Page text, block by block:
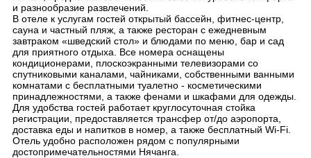
и разнообразие развлечений.
В отеле к услугам гостей открытый бассейн, фитнес-центр,
сауна и частный пляж, а также ресторан с ежедневным
завтраком «шведский стол» и блюдами по меню, бар и сад
для приятного отдыха. Все номера оснащены
кондиционерами, плоскоэкранными телевизорами со
спутниковыми каналами, чайниками, собственными ванными
комнатами с бесплатными туалетно - косметическими
принадлежностями, а также фенами и шкафами для одежды.
Для удобства гостей работает круглосуточная стойка
регистрации, предоставляется трансфер от/до аэропорта,
доставка еды и напитков в номер, а также бесплатный Wi-Fi.
Отель удобно расположен рядом с популярными
достопримечательностями Нячанга.